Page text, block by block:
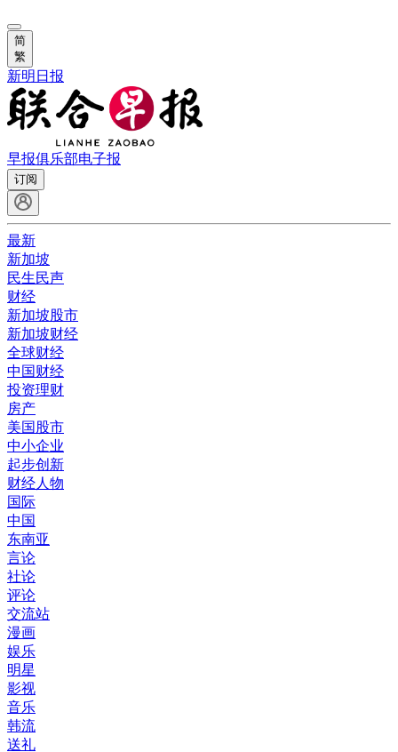
简
繁
新明日报
早报俱乐部电子报
订阅
最新
新加坡
民生民声
财经
新加坡股市
新加坡财经
全球财经
中国财经
投资理财
房产
美国股市
中小企业
起步创新
财经人物
国际
中国
东南亚
言论
社论
评论
交流站
漫画
娱乐
明星
影视
音乐
韩流
送礼